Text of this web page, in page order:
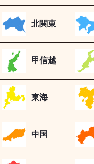
北関東
甲信越
東海
中国